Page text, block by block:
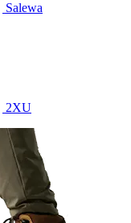
Salewa
2XU